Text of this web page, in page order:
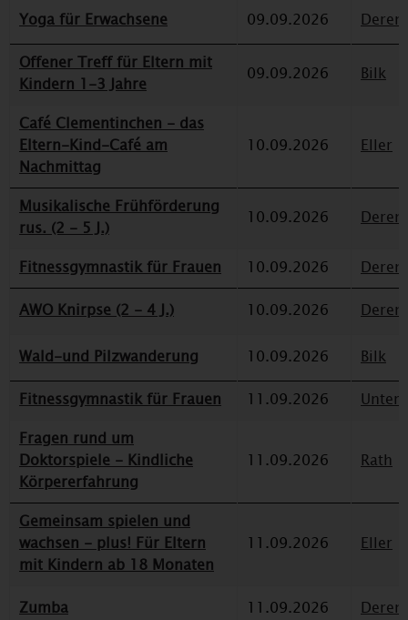
Yoga für Erwachsene 09.09.2026
Offener Treff für Eltern mit
Kindern 1-3 Jahre
09.09.2026 Bilk
Café Clementinchen - das
Eltern-Kind-Café am
Nachmittag
10.09.2026 Eller
Musikalische Frühförderung
rus. (2 - 5 J.)
10.09.2026
Fitnessgymnastik für Frauen 10.09.2026
AWO Knirpse (2 - 4 J.)
10.09.2026
Wald-und Pilzwanderung 10.09.2026
Bilk
Fitnessgymnastik für Frauen
11.09.2026
Fragen rund um
Doktorspiele - Kindliche
Körpererfahrung
11.09.2026 Rath
Gemeinsam spielen und
wachsen - plus! Für Eltern
mit Kindern ab 18 Monaten
11.09.2026 Eller
Zumba 11.09.2026